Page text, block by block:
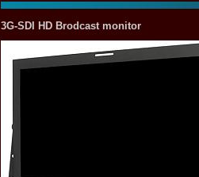
3G-SDI HD Brodcast monitor